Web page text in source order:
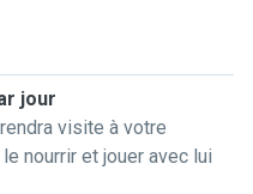
jour
visite à votre
nourrir et jouer avec lui